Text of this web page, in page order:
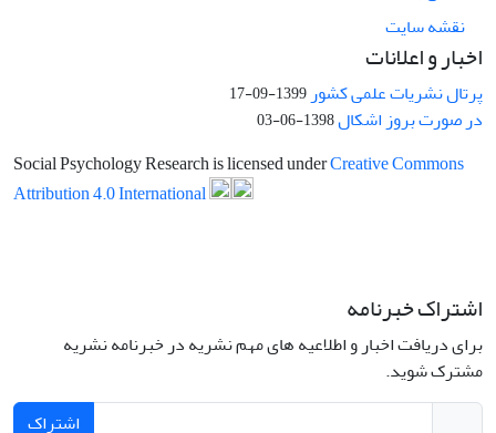
نقشه سایت
اخبار و اعلانات
پرتال نشریات علمی کشور 1399-09-17
در صورت بروز اشکال1398-06-03
Social Psychology Research is licensed underCreative Commons
Attribution 4.0 International
اشتراک خبرنامه
برای دریافت اخبار و اطلاعیه های مهم نشریه در خبرنامه نشریه
مشترک شوید.
اشتراک